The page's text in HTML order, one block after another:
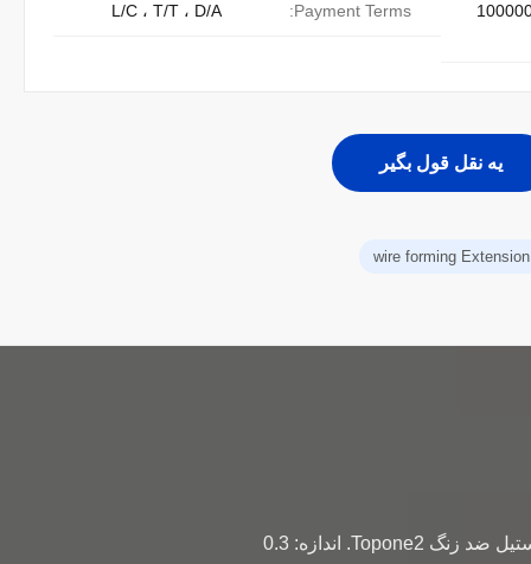
Payment Terms: L/C ، T/T ، D/A
يه نقل قول بگير
wire forming Extension
کارخانه تولید سیم فنری استیل ضد زنگ 304 سفارشی، فنر کششی بزرگ 1. درجه: سیم فرم دهی استیل ضد زنگ Topone2. اندازه: 0.3